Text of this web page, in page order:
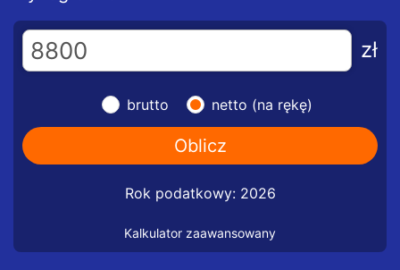
zł
brutto netto (na rękę)
Rok podatkowy: 2026
Kalkulator zaawansowany